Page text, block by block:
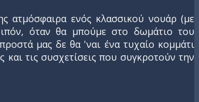
ατμόσφαιρα ενός κλασσικού νουάρ (με
όταν θα μπούμε στο δωμάτιο του
μας δε θα 'ναι ένα τυχαίο κομμάτι
τις συσχετίσεις που συγκροτούν την